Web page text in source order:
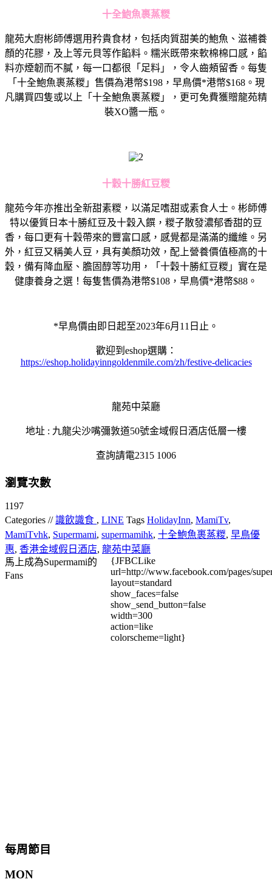
十全鮑魚裹蒸糉
龍苑大廚彬師傅選用矜貴食材，包括肉質甜美的鮑魚、滋補養
顏的花膠，及上等元貝等作餡料。糯米既帶來軟棉棉口感，餡
料亦煙韌而不膩，每一口都很「足料」，令人齒頰留香。每隻
「十全鮑魚裹蒸糉」售價為港幣$198，早鳥價*港幣$168。現
凡購買四隻或以上「十全鮑魚裹蒸糉」，更可免費獲贈龍苑精
裝XO醬一瓶。
十穀十勝紅豆糉
龍苑今年亦推出全新甜素糉，以滿足嗜甜或素食人士。彬師傅
特以優質日本十勝紅豆及十穀入饌，糉子散發濃郁香甜的豆
香，每口更有十穀帶來的豐富口感，感覺都是滿滿的纖維。另
外，紅豆又稱美人豆，具有美顏功效，配上營養價值極高的十
穀，備有降血壓、膽固醇等功用，「十穀十勝紅豆糉」實在是
健康養身之選！每隻售價為港幣$108，早鳥價*港幣$88。
*早鳥價由即日起至2023年6月11日止。
歡迎到eshop選購：
https://eshop.holidayinngoldenmile.com/zh/festive-delicacies
龍苑中菜廳
地址 : 九龍尖沙嘴彌敦道50號金域假日酒店低層一樓
查詢請電2315 1006
瀏覽次數
1197
Categories //識飲識食 , LINE Tags HolidayInn, MamiTv,
MamiTvhk, Supermami, supermamihk, 十全鮑魚裹蒸糉, 早鳥優
惠, 香港金域假日酒店, 龍苑中菜廳
馬上成為Supermami的
Fans
{JFBCLike
url=http://www.facebook.com/pages/
layout=standard
show_faces=false
show_send_button=false
width=300
action=like
colorscheme=light}
每周節目
MON